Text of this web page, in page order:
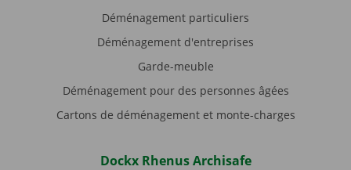
Déménagement particuliers
Déménagement d'entreprises
Garde-meuble
Déménagement pour des personnes âgées
Cartons de déménagement et monte-charges
Dockx Rhenus Archisafe